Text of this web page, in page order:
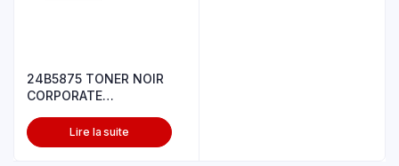
24B5875 TONER NOIR
CORPORATE
Lire la suite